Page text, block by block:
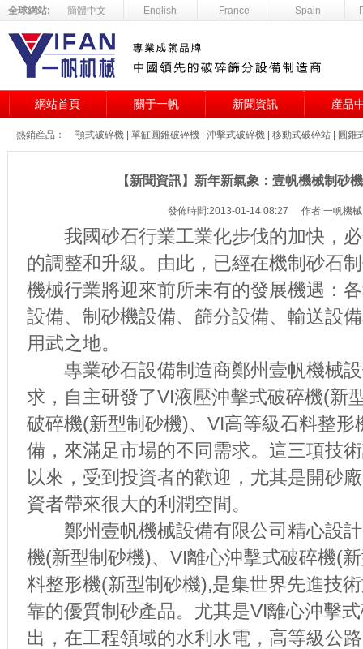
全球網站: 簡體中文 English France Spain
網站首頁 關于一帆 新聞資訊 産品
熱銷産品： 顎式破碎機 單缸圓錐破碎機 沖擊式破碎機 移動式破碎站 圓錐
【新聞資訊】新年新氣象：壹帆機械制砂
發佈時間:2013-01-14 08:27 作者:一帆機械
我國砂石行業工業化步伐的加快，必
的調整和升級。由此，已經在機制砂石
機械行業將迎來前所未有的發展機遇：
設備、制砂機設備、篩分設備、輸送設
用武之地。
專業砂石設備制造商鄭州壹帆機械設
求，自主研發了VI液壓沖擊式破碎機(新
破碎機(新型制砂機)、VI高等級石料整
備，來滿足市場的不同需求。這三項技
以來，受到投資者的歡迎，尤其是開砂
資者帶來很大的利潤空間。
鄭州壹帆機械設備有限公司精心設計
機(新型制砂機)、VI離心沖擊式破碎機(
料整形機(新型制砂機),是集世界先進技
靠的優質制砂產品。尤其是VI離心沖擊
出，在工程領域的水利水電，高等級公